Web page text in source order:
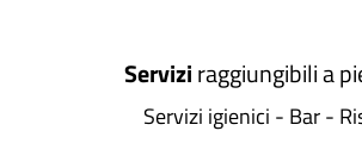
Serviziraggiungibili a
Servizi igienici - Bar -